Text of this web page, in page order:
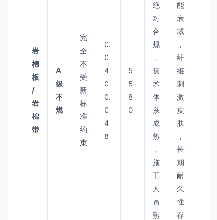
岩
棉
板
/
岩
棉
带
A
级
不
燃
完
全
不
受
新
标
准
约
束
0.
0
4
0-
0.
0
4
8
5
5-
8
0
绝
对
合
规
，
技
术
体
系
成
熟
，
施
工
人
员
熟
能
衰
减
，
纤
维
刺
激
皮
肤
，
长
期
耐
久
性
存